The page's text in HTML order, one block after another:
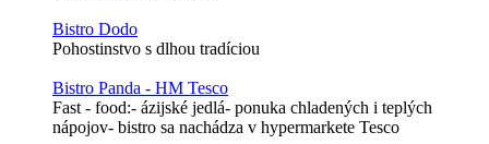
Bistro Dodo
Pohostinstvo s dlhou tradíciou
Bistro Panda - HM Tesco
Fast - food:- ázijské jedlá- ponuka chladených i teplých
nápojov- bistro sa nachádza v hypermarkete Tesco